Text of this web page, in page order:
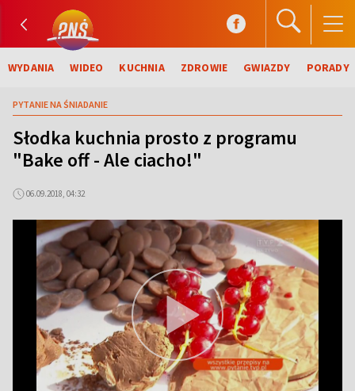
WYDANIA WIDEO KUCHNIA ZDROWIE GWIAZDY PORADY
PYTANIE NA ŚNIADANIE
Słodka kuchnia prosto z programu
"Bake off - Ale ciacho!"
06.09.2018, 04:32